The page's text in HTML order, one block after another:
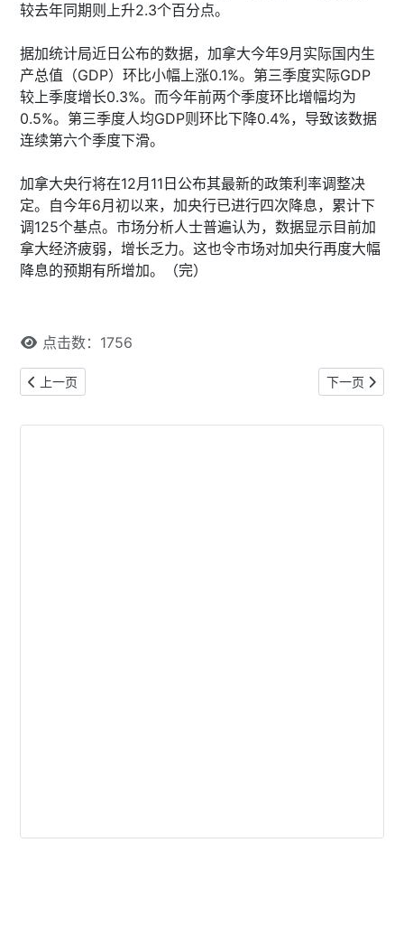
较去年同期则上升2.3个百分点。
据加统计局近日公布的数据，加拿大今年9月实际国内生
产总值（GDP）环比小幅上涨0.1%。第三季度实际GDP
较上季度增长0.3%。而今年前两个季度环比增幅均为
0.5%。第三季度人均GDP则环比下降0.4%，导致该数据
连续第六个季度下滑。
加拿大央行将在12月11日公布其最新的政策利率调整决
定。自今年6月初以来，加央行已进行四次降息，累计下
调125个基点。市场分析人士普遍认为，数据显示目前加
拿大经济疲弱，增长乏力。这也令市场对加央行再度大幅
降息的预期有所增加。（完）
点击数：1756
上一篇文章: 中加航空与旅游业共议助力旅游市场复苏
上一页 下一篇文章:
下一页